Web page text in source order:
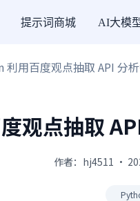
提示词商城 AI大模
利用百度观点抽取 API 分
观点抽取
作者：hj4511 ·